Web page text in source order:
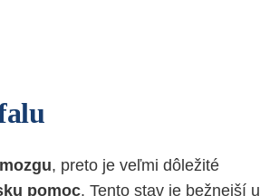
, preto je veľmi dôležité
pomoc. Tento stav je bežnejší u